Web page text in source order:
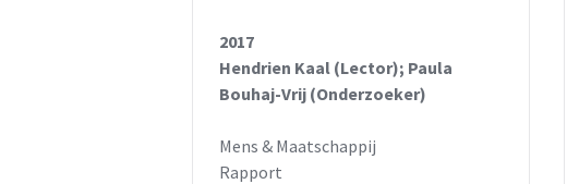
2017
Hendrien Kaal (Lector); Paula
Bouhaj-Vrij (Onderzoeker)
Mens & Maatschappij
Rapport